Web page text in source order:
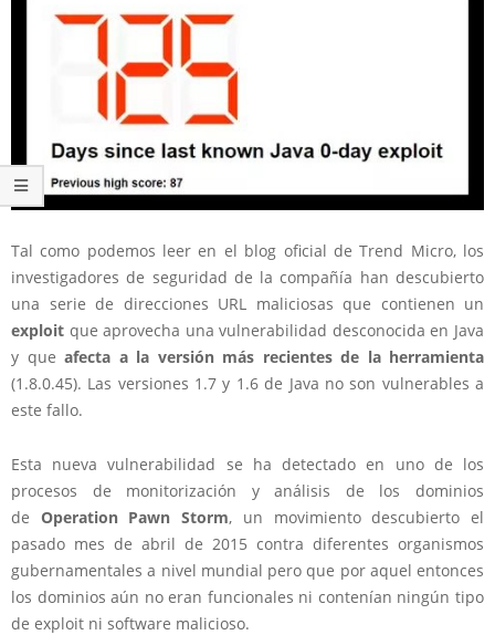
Tal como podemos leer en el blog oficial de Trend Micro, los
investigadores de seguridad de la compañía han descubierto
una serie de direcciones URL maliciosas que contienen un
exploit que aprovecha una vulnerabilidad desconocida en Java
y que afecta a la versión más recientes de la herramienta
(1.8.0.45). Las versiones 1.7 y 1.6 de Java no son vulnerables a
este fallo.
Esta nueva vulnerabilidad se ha detectado en uno de los
procesos de monitorización y análisis de los dominios
de Operation Pawn Storm, un movimiento descubierto el
pasado mes de abril de 2015 contra diferentes organismos
gubernamentales a nivel mundial pero que por aquel entonces
los dominios aún no eran funcionales ni contenían ningún tipo
de exploit ni software malicioso.